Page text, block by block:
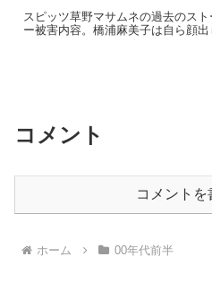
スピッツ草野マサムネの過去のスト
ー被害内容。橋浦麻美子は自ら顔出
コメント
コメントを
ホーム 00年代前半